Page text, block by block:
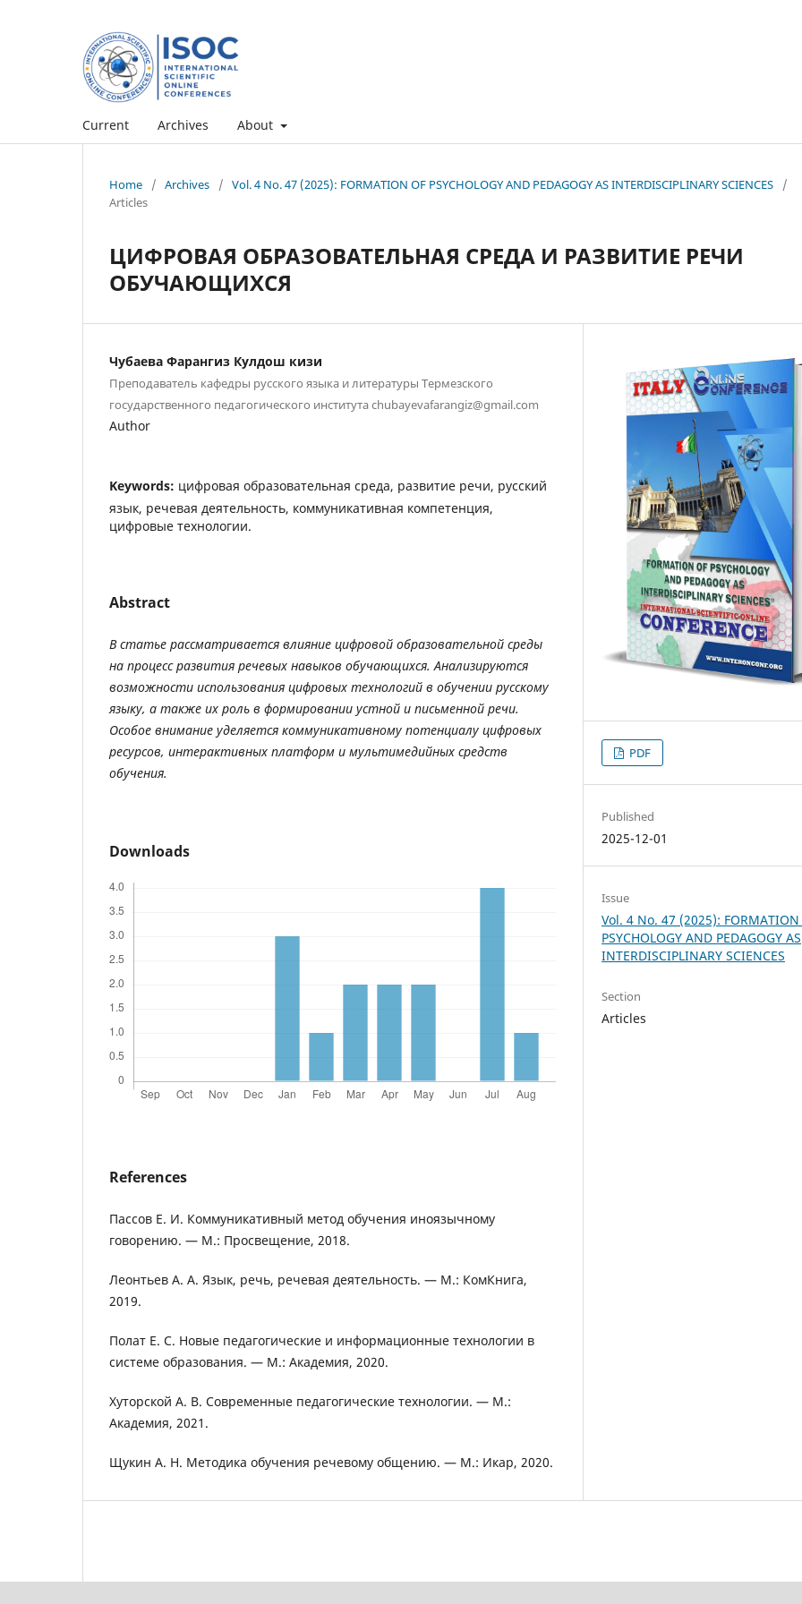
Current Archives About
Home / Archives / Vol. 4 No. 47 (2025): FORMATION OF PSYCHOLOGY AND PEDAGOGY AS INTERDISCIPLINARY SCIENCES
/
Articles
ЦИФРОВАЯ ОБРАЗОВАТЕЛЬНАЯ СРЕДА И РАЗВИТИЕ РЕЧИ
ОБУЧАЮЩИХСЯ
Чубаева Фарангиз Кулдош кизи
Преподаватель кафедры русского языка и литературы Термезского
государственного педагогического института сhubayevafarangiz@gmail.com
Author
Keywords: цифровая образовательная среда, развитие речи, русский
язык, речевая деятельность, коммуникативная компетенция,
цифровые технологии.
Abstract
В статье рассматривается влияние цифровой образовательной среды
на процесс развития речевых навыков обучающихся. Анализируются
возможности использования цифровых технологий в обучении русскому
языку, а также их роль в формировании устной и письменной речи.
Особое внимание уделяется коммуникативному потенциалу цифровых
ресурсов, интерактивных платформ и мультимедийных средств
обучения.
Downloads
References
Пассов Е. И. Коммуникативный метод обучения иноязычному
говорению. — М.: Просвещение, 2018.
Леонтьев А. А. Язык, речь, речевая деятельность. — М.: КомКнига,
2019.
Полат Е. С. Новые педагогические и информационные технологии в
системе образования. — М.: Академия, 2020.
Хуторской А. В. Современные педагогические технологии. — М.:
Академия, 2021.
Щукин А. Н. Методика обучения речевому общению. — М.: Икар, 2020.
PDF
Published
2025-12-01
Issue
Vol. 4 No. 47 (2025): FORMATION
PSYCHOLOGY AND PEDAGOGY AS
INTERDISCIPLINARY SCIENCES
Section
Articles